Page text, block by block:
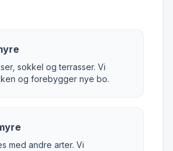
sokkel og terrasser. Vi
og forebygger nye bo.
med andre arter. Vi